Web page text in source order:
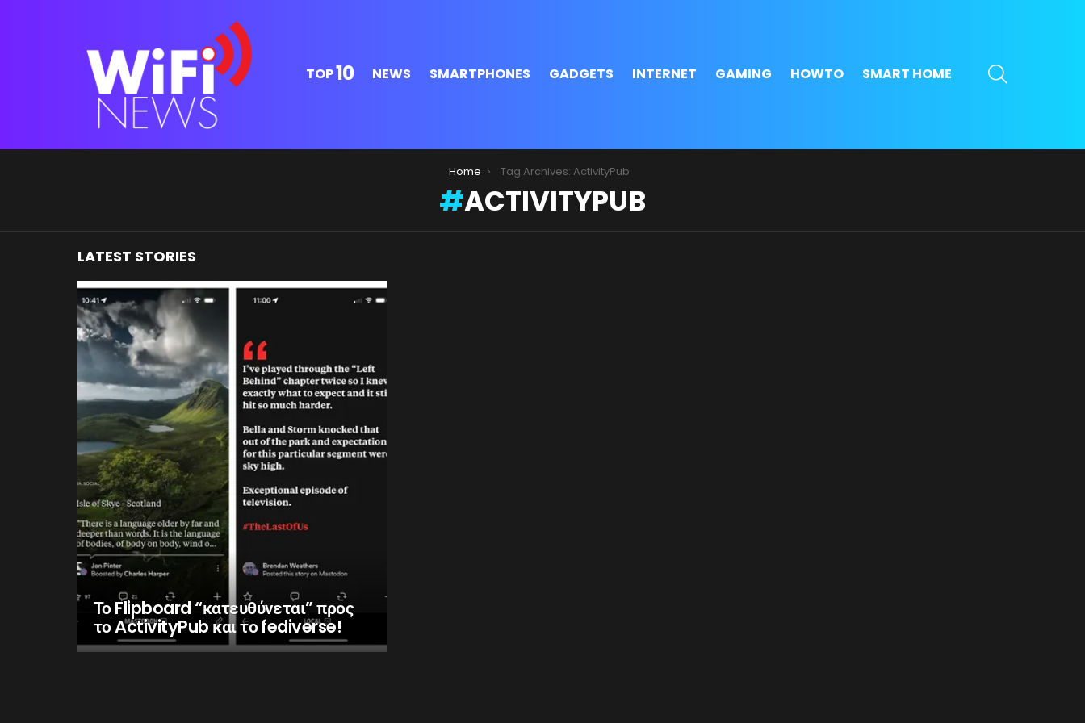
TOP10 NEWS SMARTPHONES GADGETS INTERNET GAMING HOWTO SMART HOME
Home Tag Archives: ActivityPub
ACTIVITYPUB
LATEST STORIES
Το Flipboard “κατευθύνεται” προς
το ActivityPub και το fediverse!